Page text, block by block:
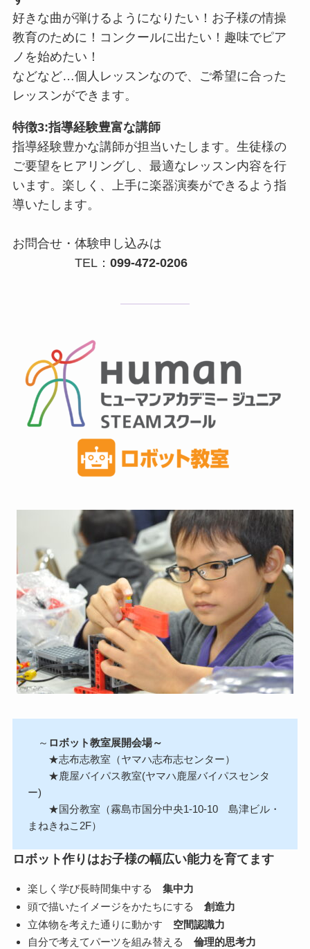
好きな曲が弾けるようになりたい！お子様の情操
教育のために！コンクールに出たい！趣味でピア
ノを始めたい！
などなど…個人レッスンなので、ご希望に合った
レッスンができます。
特徴3:指導経験豊富な講師
指導経験豊かな講師が担当いたします。生徒様の
ご要望をヒアリングし、最適なレッスン内容を行
います。楽しく、上手に楽器演奏ができるよう指
導いたします。
お問合せ・体験申し込みは
TEL： 099-472-0206
～ ロボット教室展開会場～
★志布志教室（ヤマハ志布志センター）
★鹿屋バイパス教室(ヤマハ鹿屋バイパスセンタ
ー)
★国分教室（霧島市国分中央1-10-10 島津ビル・
まねきねこ2F）
ロボット作りはお子様の幅広い能力を育てます
楽しく学び長時間集中する
集中力
頭で描いたイメージをかたちにする創造力
立体物を考えた通りに動かす 空間認識力
自分で考えてパーツを組み替える
倫理的思考力